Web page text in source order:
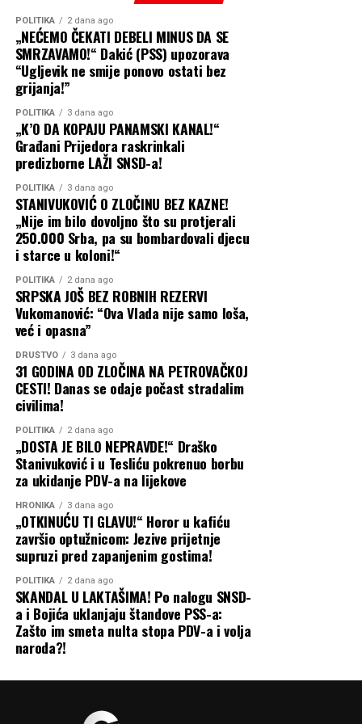
Poziv tužilaštvu: Vrijeme je za hitnu reakciju
pravosuđa!
Ovakvo postupanje daleko prevazilazi loše upravljanje –
ovdje postoje jasne i ozbiljne indicije zloupotrebe
službenog položaja, nesavjesnog rada u službi,
prekoračenja nadležnosti i teških finansijskih
malverzacija.
Javno i direktno pozivamo Nadležno tužilaštvo da hitno
reaguje!
Neophodno je da tužioci i nadležni inspekcijski organi
bez odlaganja uđu u a.d. „Komunalne usluge“ Prijedor i
detaljno ispitaju:
Nezakonito izvođenje radova van nadležnosti preduzeća
(nasipanje puteva).
Kršenje Zakona o javnim nabavkama i pranje novca kroz
naknadno fakturisanje pijeska od strane privatne firme.
Zloupotrebu javnih resursa u svrhu predizborne
kampanje i trgovine glasovima u korist SNSD-a.
Grad Prijedor i njegovi građani ne smiju plaćati račune
stranačkih manipulanata. Pravosudni organi su na
potezu!
Banjaluka24
Predsjedništva PSS-a.
Potreban veći priliv investicija i nova
radna mjesta
Stanišić se u svojoj poruci osvrnuo i na ekonomsku
perspektivu Semberije, ističući da Bijeljina mora imati
daleko veće ambicije kada je u pitanju privredni razvoj.
„Bijeljina ima ogroman
privredni potencijal i
zaslužuje mnogo veći priliv
domaćih i stranih
investicija, nova radna
mjesta, savremenu
infrastrukturu i još bolje
uslove za ljude koji ovdje
žive, rade i stvaraju. Grad
koji je toliko toga pružio
drugima mora imati
ambiciju da svojim
građanima pruži još više“
jasan je Stanišić.
Krsna slava kao putokaz za zajedništvo
Na kraju, Stanišić je pozvao na slogu i zajednički rad kako
bi Bijeljina postala moderan i prosperitetan regionalni
POLITIKA 2 dana ago
„NEĆEMO ČEKATI DEBELI MINUS DA SE
SMRZAVAMO!“ Dakić (PSS) upozorava
“Ugljevik ne smije ponovo ostati bez
grijanja!”
POLITIKA 3 dana ago
„K’O DA KOPAJU PANAMSKI KANAL!“
Građani Prijedora raskrinkali
predizborne LAŽI SNSD-a!
POLITIKA 3 dana ago
STANIVUKOVIĆ O ZLOČINU BEZ KAZNE!
„Nije im bilo dovoljno što su protjerali
250.000 Srba, pa su bombardovali djecu
i starce u koloni!“
POLITIKA 2 dana ago
SRPSKA JOŠ BEZ ROBNIH REZERVI
Vukomanović: “Ova Vlada nije samo loša,
već i opasna”
DRUŠTVO 3 dana ago
31 GODINA OD ZLOČINA NA PETROVAČKOJ
CESTI! Danas se odaje počast stradalim
civilima!
POLITIKA 2 dana ago
„DOSTA JE BILO NEPRAVDE!“ Draško
Stanivuković i u Tesliću pokrenuo borbu
za ukidanje PDV-a na lijekove
HRONIKA 3 dana ago
„OTKINUĆU TI GLAVU!“ Horor u kafiću
završio optužnicom: Jezive prijetnje
supruzi pred zapanjenim gostima!
POLITIKA 2 dana ago
SKANDAL U LAKTAŠIMA! Po nalogu SNSD-
a i Bojića uklanjaju štandove PSS-a:
Zašto im smeta nulta stopa PDV-a i volja
naroda?!